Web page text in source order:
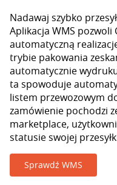
Nadawaj szybko
Aplikacja WMS pozwoli
automatyczną
trybie pakowania
automatycznie
ta spowoduje
listem przewozowym
zamówienie pochodzi
marketplace,
statusie swojej
Sprawdź WMS